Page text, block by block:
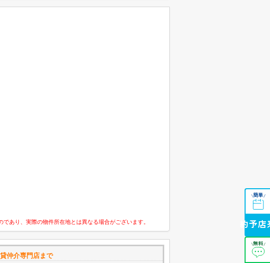
あり、実際の物件所在地とは異なる場合がございます。
仲介専門店まで
\簡単/
来店予約
\無料/